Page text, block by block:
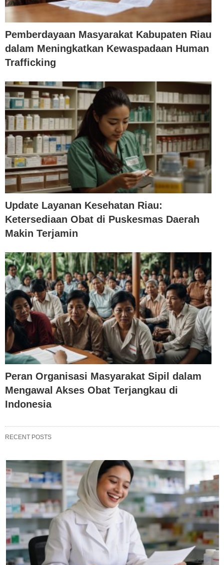
Pemberdayaan Masyarakat Kabupaten Riau
dalam Meningkatkan Kewaspadaan Human
Trafficking
Update Layanan Kesehatan Riau:
Ketersediaan Obat di Puskesmas Daerah
Makin Terjamin
Peran Organisasi Masyarakat Sipil dalam
Mengawal Akses Obat Terjangkau di
Indonesia
RECENT POSTS